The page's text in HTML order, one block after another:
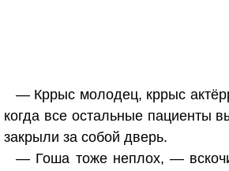
— Кррыс молодец, кррыс
когда все остальные пациенты
закрыли за собой дверь.
— Гоша тоже неплох, —